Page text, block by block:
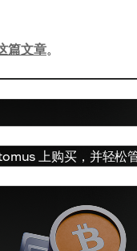
篇文章。
上购买，并轻松